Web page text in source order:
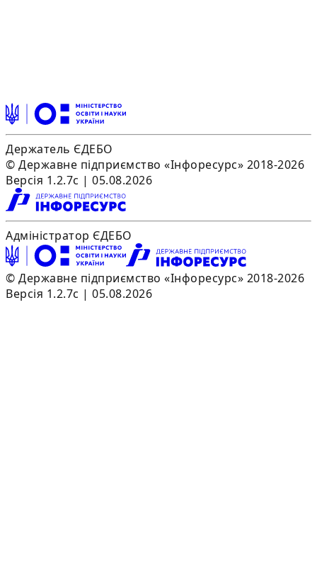
Держатель ЄДЕБО
© Державне підприємство «Інфоресурс» 2018-2026
Версія 1.2.7c | 05.08.2026
Адміністратор ЄДЕБО
© Державне підприємство «Інфоресурс» 2018-2026
Версія 1.2.7c | 05.08.2026